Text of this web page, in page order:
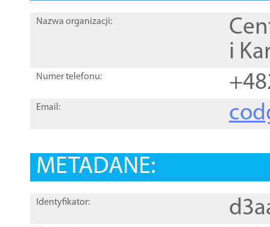
Nazwa organizacji:
i
Numer telefonu:
Email:
METADANE:
Identyfikator: